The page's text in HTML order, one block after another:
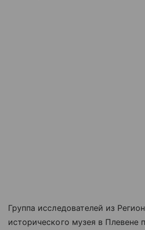
Группа исследователей из
исторического музея в Плевене